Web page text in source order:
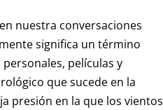
nuestra conversaciones
significa un término
películas y
que sucede en la
presión en la que los vientos